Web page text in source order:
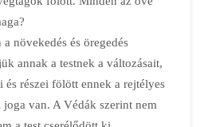
növekedés és öregedés
annak a testnek a változásait,
és részei fölött ennek a rejtélyes
van. A Védák szerint nem